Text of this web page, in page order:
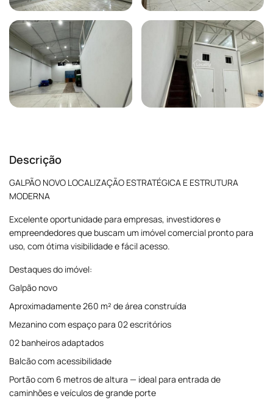
Descrição
GALPÃO NOVO LOCALIZAÇÃO ESTRATÉGICA E ESTRUTURA
MODERNA
Excelente oportunidade para empresas, investidores e
empreendedores que buscam um imóvel comercial pronto para
uso, com ótima visibilidade e fácil acesso.
Destaques do imóvel:
Galpão novo
Aproximadamente 260 m² de área construída
Mezanino com espaço para 02 escritórios
02 banheiros adaptados
Balcão com acessibilidade
Portão com 6 metros de altura — ideal para entrada de
caminhões e veículos de grande porte